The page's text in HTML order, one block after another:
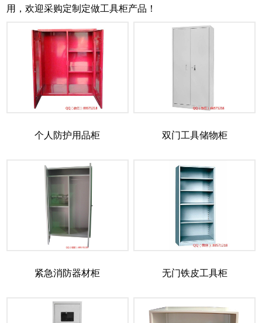
用，欢迎采购定制定做工具柜产品！
个人防护用品柜 双门工具储物柜
紧急消防器材柜 无门铁皮工具柜